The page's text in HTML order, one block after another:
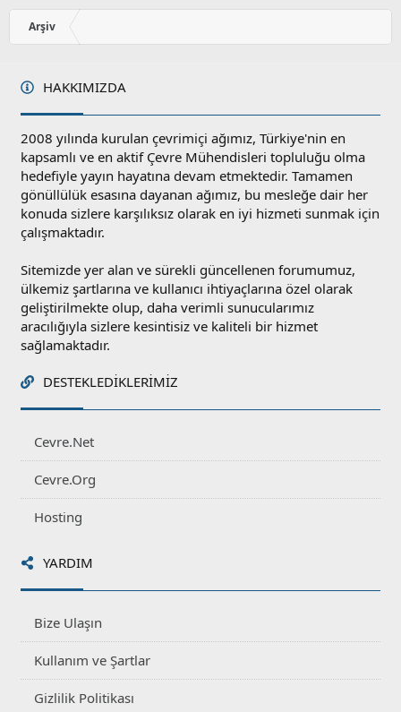
Arşiv
HAKKIMIZDA
2008 yılında kurulan çevrimiçi ağımız, Türkiye'nin en
kapsamlı ve en aktif Çevre Mühendisleri topluluğu olma
hedefiyle yayın hayatına devam etmektedir. Tamamen
gönüllülük esasına dayanan ağımız, bu mesleğe dair her
konuda sizlere karşılıksız olarak en iyi hizmeti sunmak için
çalışmaktadır.
Sitemizde yer alan ve sürekli güncellenen forumumuz,
ülkemiz şartlarına ve kullanıcı ihtiyaçlarına özel olarak
geliştirilmekte olup, daha verimli sunucularımız
aracılığıyla sizlere kesintisiz ve kaliteli bir hizmet
sağlamaktadır.
DESTEKLEDIKLERIMIZ
Cevre.Net
Cevre.Org
Hosting
YARDIM
Bize Ulaşın
Kullanım ve Şartlar
Gizlilik Politikası